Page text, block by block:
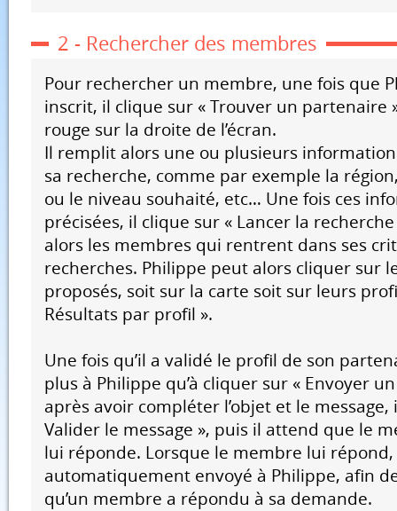
2 - Rechercher des membres
Pour rechercher un membre, une fois que
inscrit, il clique sur « Trouver un partenaire
rouge sur la droite de l’écran.
Il remplit alors une ou plusieurs
sa recherche, comme par exemple la
ou le niveau souhaité, etc… Une fois ces
précisées, il clique sur « Lancer la
alors les membres qui rentrent dans ses
recherches. Philippe peut alors cliquer sur
proposés, soit sur la carte soit sur leurs
Résultats par profil ».
Une fois qu’il a validé le profil de son
plus à Philippe qu’à cliquer sur « Envoyer
après avoir compléter l’objet et le message,
Valider le message », puis il attend que le
lui réponde. Lorsque le membre lui
automatiquement envoyé à Philippe, afin
qu’un membre a répondu à sa demande.